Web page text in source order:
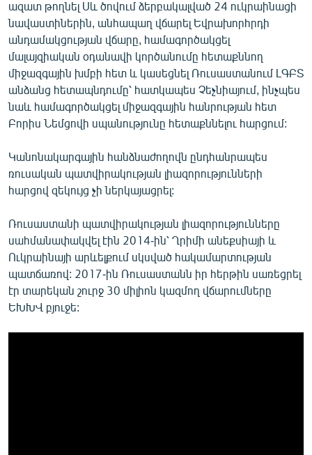
ազատ թողնել Սև ծովում ձերբակալված 24 ուկրաինացի
նավաստիներին, անհապաղ վճարել Եվրախորհրդի
անդամակցության վճարը, համագործակցել
մալայզիական օդանավի կործանումը հետաքննող
միջազգային խմբի հետ և կասեցնել Ռուսաստանում ԼԳԲՏ
անձանց հետապնդումը՝ հատկապես Չեչնիայում, ինչպես
նաև համագործակցել միջազգային հանրության հետ
Բորիս Նեմցովի սպանությունը հետաքննելու հարցում:
Կանոնակարգային հանձնաժողովն ընդհանրապես
ռուսական պատվիրակության լիազորությունների
հարցով զեկույց չի ներկայացրել:
Ռուսաստանի պատվիրակության լիազորությունները
սահմանափակվել էին 2014-ին՝ Ղրիմի անեքսիայի և
Ուկրաինայի արևելքում սկսված հակամարտության
պատճառով: 2017-ին Ռուսաստանն իր հերթին սառեցրել
էր տարեկան շուրջ 30 միլիոն կազմող վճարումները
ԵԽԽՎ բյուջե: